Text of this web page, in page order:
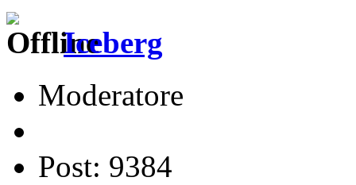
Iceberg
Moderatore
Post: 9384